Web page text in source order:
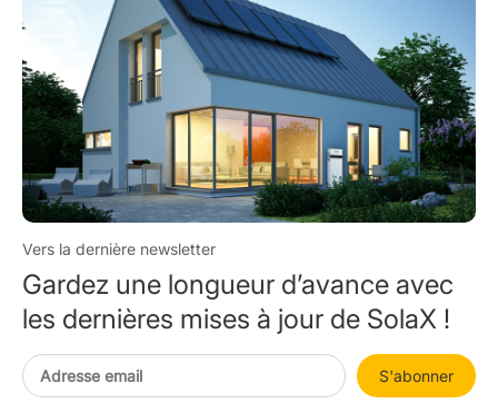
Vers la dernière newsletter
Gardez une longueur d’avance avec
les dernières mises à jour de SolaX !
S'abonner